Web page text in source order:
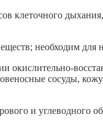
клеточного
необходим
окислительно-
сосуды,
и углеводного